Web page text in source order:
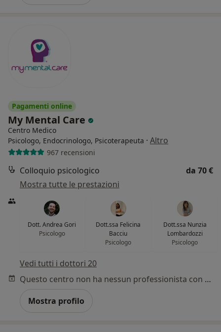
Pagamenti online
My Mental Care
Centro Medico
Psicologo, Endocrinologo, Psicoterapeuta · Altro
967 recensioni
Colloquio psicologico
da 70 €
Mostra tutte le prestazioni
Dott. Andrea Gori
Psicologo
Dott.ssa Felicina
Bacciu
Psicologo
Dott.ssa Nunzia
Lombardozzi
Psicologo
Vedi tutti i dottori 20
Questo centro non ha nessun professionista con date disponibili
Mostra profilo